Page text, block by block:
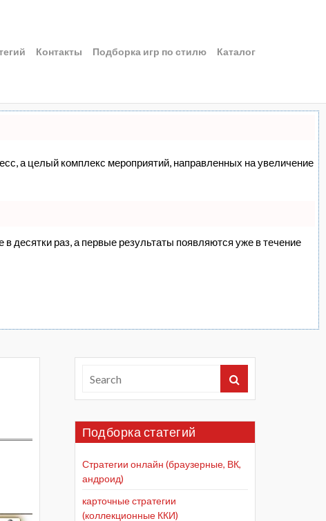
Контакты Подборка игр по стилю Каталог
а целый комплекс мероприятий, направленных на увеличение
в десятки раз, а первые результаты появляются уже в течение
Подборка статегий
Стратегии онлайн (браузерные, ВК,
андроид)
карточные стратегии
(коллекционные ККИ)